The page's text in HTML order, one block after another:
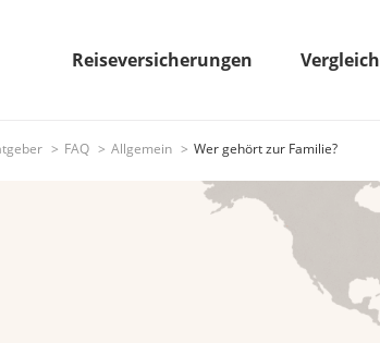
Reiseversicherungen Vergleich
FAQ Allgemein Wer gehört zur Familie?